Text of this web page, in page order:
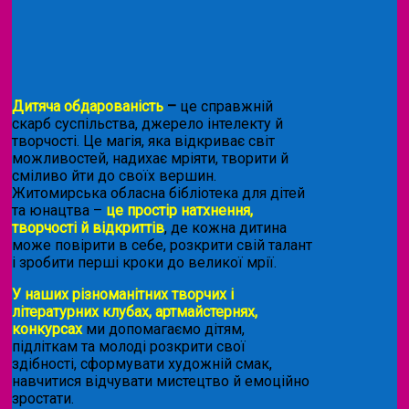
Дитяча обдарованість – це справжній
скарб суспільства, джерело інтелекту й
творчості. Це магія, яка відкриває світ
можливостей, надихає мріяти, творити й
сміливо йти до своїх вершин.
Житомирська обласна бібліотека для дітей
та юнацтва – це простір натхнення,
творчості й відкриттів, де кожна дитина
може повірити в себе, розкрити свій талант
і зробити перші кроки до великої мрії.
У наших різноманітних творчих і
літературних клубах, артмайстернях,
конкурсахми допомагаємо дітям,
підліткам та молоді розкрити свої
здібності, сформувати художній смак,
навчитися відчувати мистецтво й емоційно
зростати.